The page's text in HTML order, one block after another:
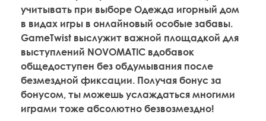
учитывать при выборе Одежда игорный дом
в видах игры в онлайновый особые забавы.
GameTwist выслужит важной площадкой для
выступлений NOVOMATIC вдобавок
общедоступен без обдумывания после
безмездной фиксации. Получая бонус за
бонусом, ты можешь услаждаться многими
играми тоже абсолютно безвозмездно!